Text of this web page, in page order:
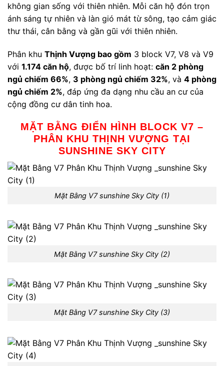
không gian sống với thiên nhiên. Mỗi căn hộ đón trọn
ánh sáng tự nhiên và làn gió mát từ sông, tạo cảm giác
thư thái, cân bằng và gần gũi với thiên nhiên.
Phân khu Thịnh Vượng bao gồm 3 block V7, V8 và V9
với 1.174 căn hộ, được bố trí linh hoạt: căn 2 phòng
ngủ chiếm 66%, 3 phòng ngủ chiếm 32%, và 4 phòng
ngủ chiếm 2%, đáp ứng đa dạng nhu cầu an cư của
cộng đồng cư dân tinh hoa.
MẶT BẰNG ĐIỂN HÌNH BLOCK V7 –
PHÂN KHU THỊNH VƯỢNG TẠI
SUNSHINE SKY CITY
Mặt Bằng V7 sunshine Sky City (1)
Mặt Bằng V7 sunshine Sky City (2)
Mặt Bằng V7 sunshine Sky City (3)